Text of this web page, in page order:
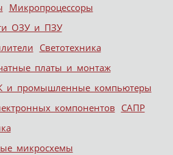
Микропроцессоры
ОЗУ и ПЗУ
Светотехника
платы и монтаж
и промышленные компьютеры
компонентов САПР
микросхемы